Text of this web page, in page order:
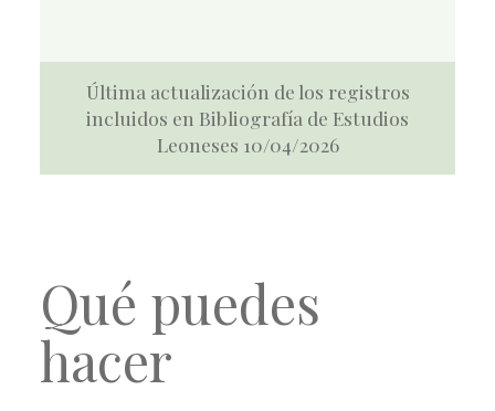
Última actualización de los registros
incluidos en Bibliografía de Estudios
Leoneses 10/04/2026
Qué puedes
hacer